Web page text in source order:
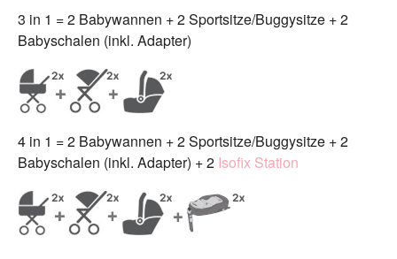
3 in 1 = 2 Babywannen + 2 Sportsitze/Buggysitze + 2
Babyschalen (inkl. Adapter)
4 in 1 = 2 Babywannen + 2 Sportsitze/Buggysitze + 2
Babyschalen (inkl. Adapter) + 2 Isofix Station